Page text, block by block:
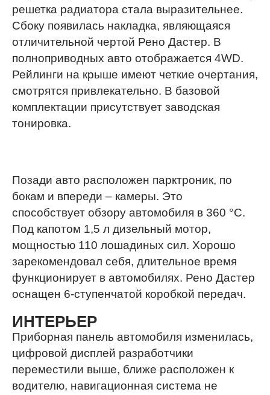
решетка радиатора стала выразительнее.
Сбоку появилась накладка, являющаяся
отличительной чертой Рено Дастер. В
полноприводных авто отображается 4WD.
Рейлинги на крыше имеют четкие очертания,
смотрятся привлекательно. В базовой
комплектации присутствует заводская
тонировка.
Позади авто расположен парктроник, по
бокам и впереди – камеры. Это
способствует обзору автомобиля в 360 °C.
Под капотом 1,5 л дизельный мотор,
мощностью 110 лошадиных сил. Хорошо
зарекомендовал себя, длительное время
функционирует в автомобилях. Рено Дастер
оснащен 6-ступенчатой коробкой передач.
ИНТЕРЬЕР
Приборная панель автомобиля изменилась,
цифровой дисплей разработчики
переместили выше, ближе расположен к
водителю, навигационная система не